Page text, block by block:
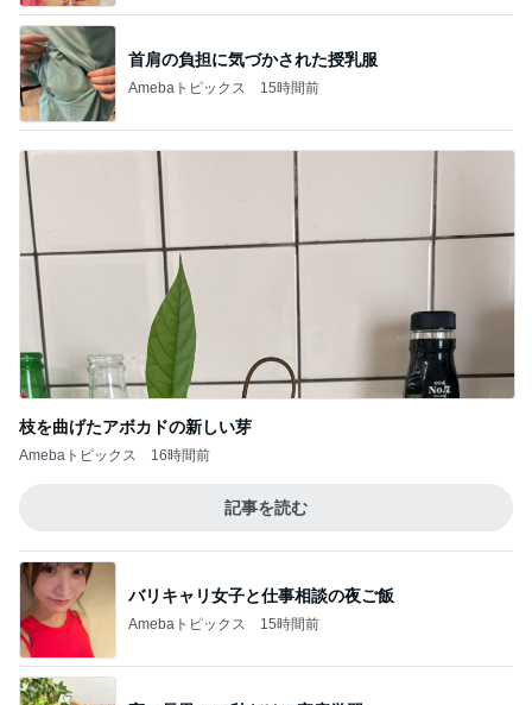
首肩の負担に気づかされた授乳服
Amebaトピックス 15時間前
枝を曲げたアボカドの新しい芽
Amebaトピックス 16時間前
記事を読む
バリキャリ女子と仕事相談の夜ご飯
Amebaトピックス 15時間前